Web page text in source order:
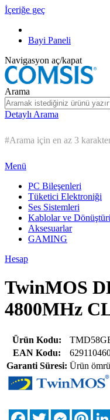
İçeriğe geç
Bayi Paneli
Navigasyon aç/kapat
Arama
Detaylı Arama
#Arama için en az 3
Menü
PC Bileşenleri
Tüketici Elektroniği
Ses Sistemleri
Kablolar ve
Aksesuarlar
GAMING
Hesap
TwinMOS
4800MHz
Ürün Kodu:
EAN Kodu:
Garanti Süresi: Ürün
FacebookTwitterMessenger